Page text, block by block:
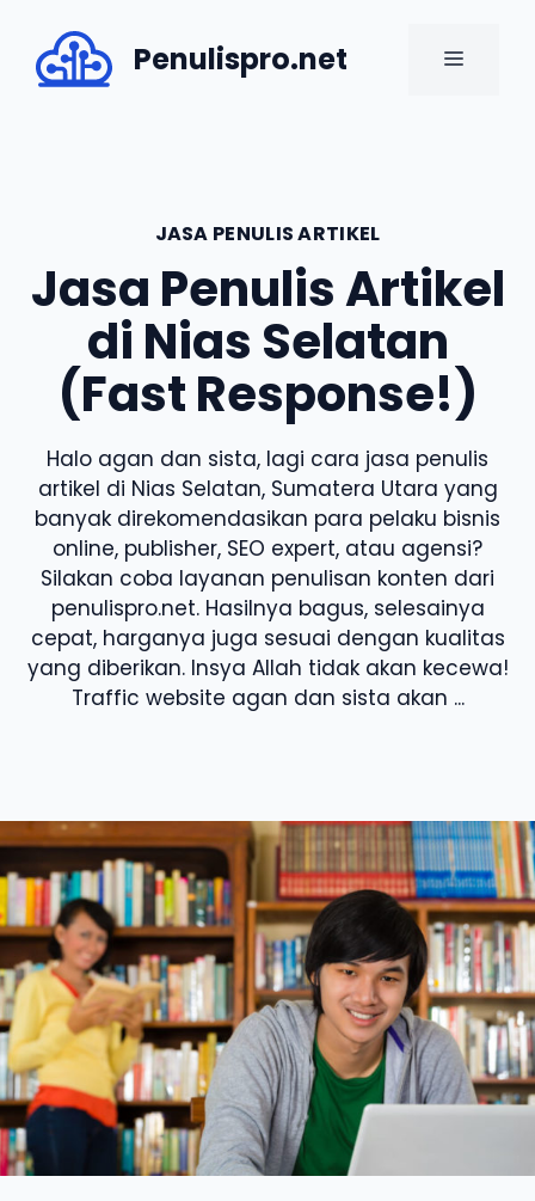
content
Penulispro.net MENU
JASA PENULIS ARTIKEL
Jasa Penulis Artikel
di Nias Selatan
(Fast Response!)
Halo agan dan sista, lagi cara jasa penulis
artikel di Nias Selatan, Sumatera Utara yang
banyak direkomendasikan para pelaku bisnis
online, publisher, SEO expert, atau agensi?
Silakan coba layanan penulisan konten dari
penulispro.net. Hasilnya bagus, selesainya
cepat, harganya juga sesuai dengan kualitas
yang diberikan. Insya Allah tidak akan kecewa!
Traffic website agan dan sista akan ...